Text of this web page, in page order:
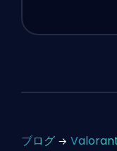
ブログ